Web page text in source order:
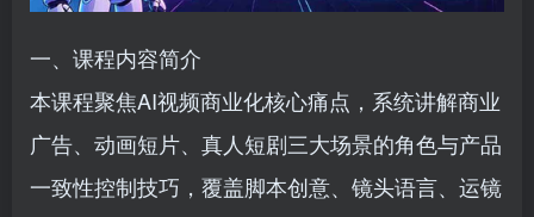
一、课程内容简介
本课程聚焦AI视频商业化核心痛点，系统讲解商业
广告、动画短片、真人短剧三大场景的角色与产品
一致性控制技巧，覆盖脚本创意、镜头语言、运镜